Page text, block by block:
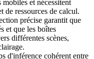
et nécessitent
de ressources de calcul.
précise garantit que
et que les boîtes
différentes scènes,
d'inférence cohérent entre